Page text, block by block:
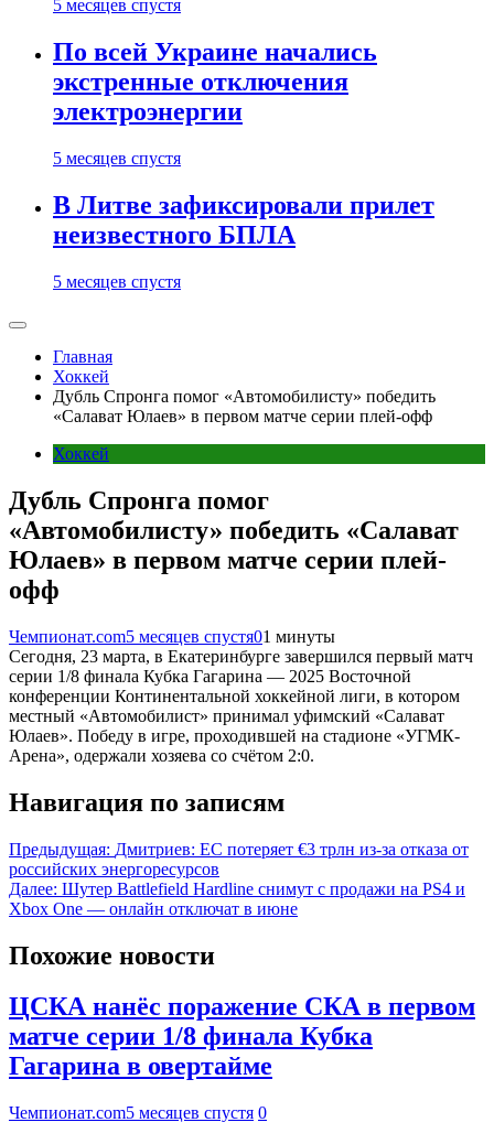
5 месяцев спустя
По всей Украине начались
экстренные отключения
электроэнергии
5 месяцев спустя
В Литве зафиксировали прилет
неизвестного БПЛА
5 месяцев спустя
Главная
Хоккей
Дубль Спронга помог «Автомобилисту» победить
«Салават Юлаев» в первом матче серии плей-офф
Хоккей
Дубль Спронга помог
«Автомобилисту» победить «Салават
Юлаев» в первом матче серии плей-
офф
Чемпионат.com5 месяцев спустя01 минуты
Сегодня, 23 марта, в Екатеринбурге завершился первый матч
серии 1/8 финала Кубка Гагарина — 2025 Восточной
конференции Континентальной хоккейной лиги, в котором
местный «Автомобилист» принимал уфимский «Салават
Юлаев». Победу в игре, проходившей на стадионе «УГМК-
Арена», одержали хозяева со счётом 2:0.
Навигация по записям
Предыдущая: Дмитриев: ЕС потеряет €3 трлн из-за отказа от
российских энергоресурсов
Далее: Шутер Battlefield Hardline снимут с продажи на PS4 и
Xbox One — онлайн отключат в июне
Похожие новости
ЦСКА нанёс поражение СКА в первом
матче серии 1/8 финала Кубка
Гагарина в овертайме
Чемпионат.com5 месяцев спустя 0